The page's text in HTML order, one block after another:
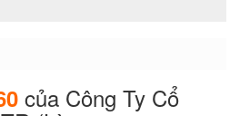
của Công Ty Cổ